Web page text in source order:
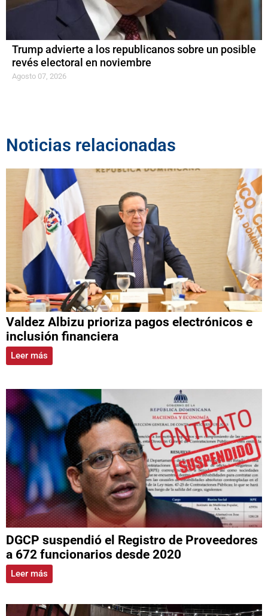
Trump advierte a los republicanos sobre un posible
revés electoral en noviembre
Agosto 07, 2026
Noticias relacionadas
Valdez Albizu prioriza pagos electrónicos e
inclusión financiera
Leer más
DGCP suspendió el Registro de Proveedores
a 672 funcionarios desde 2020
Leer más